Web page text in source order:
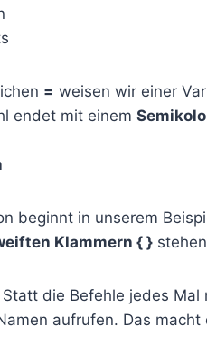
= weisen wir einer
endet mit einem
beginnt in unserem
Klammern { }
die Befehle jedes
aufrufen. Das